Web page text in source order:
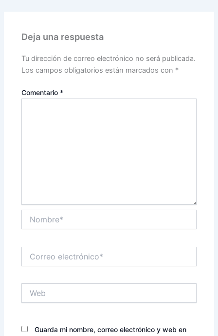
Deja una respuesta
Tu dirección de correo electrónico no será publicada.
Los campos obligatorios están marcados con *
Comentario *
electrónico*
Guarda mi nombre, correo electrónico y web en